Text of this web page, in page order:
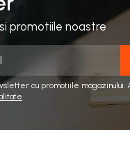
promotiile noastre
cu promotiile magazinului.